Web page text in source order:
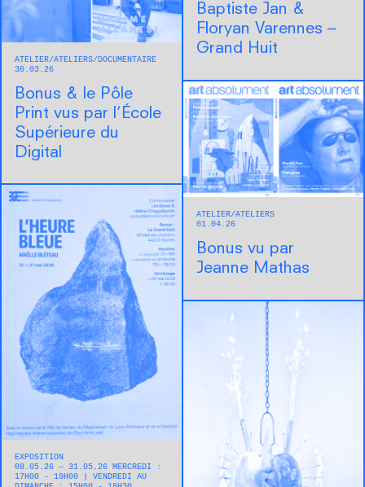
Baptiste Jan &
Floryan Varennes –
Grand Huit
ATELIER ATELIERS
DOCUMENTAIRE
30.03.26
Bonus & le Pôle
Print vus par l’École
Supérieure du
Digital
ATELIER ATELIERS
01.04.26
Bonus vu par
Jeanne Mathas
EXPOSITION
08.05.26 — 31.05.26 MERCREDI :
17H00 - 19H00 | VENDREDI AU